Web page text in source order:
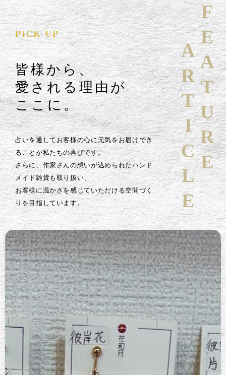
PICK UP
皆様から、
愛される理由が
ここに。
占いを通してお客様の心に元気をお届けでき
ることが私たちの喜びです。
さらに、作家さんの想いが込められたハンド
メイド雑貨も取り扱い、
お客様に温かさを感じていただける空間づく
りを目指しています。
FEATURE
ARTICLE